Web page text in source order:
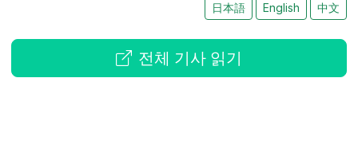
日本語 English 中文
전체 기사 읽기